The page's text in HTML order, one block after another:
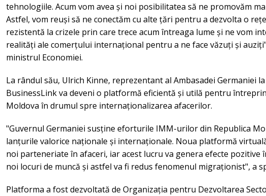
tehnologiile. Acum vom avea și noi posibilitatea să ne promovăm
Astfel, vom reuși să ne conectăm cu alte țări pentru a dezvolta o
rezistentă la crizele prin care trece acum întreaga lume și ne vom
realități ale comerțului internațional pentru a ne face văzuți și
ministrul Economiei.
La rândul său, Ulrich Kinne, reprezentant al Ambasadei Germaniei
BusinessLink va deveni o platformă eficientă și utilă pentru
Moldova în drumul spre internaționalizarea afacerilor.
"Guvernul Germaniei susține eforturile IMM-urilor din Republica
lanțurile valorice naționale și internaționale. Noua platformă
noi parteneriate în afaceri, iar acest lucru va genera efecte pozitive
noi locuri de muncă și astfel va fi redus fenomenul migraționist", a
Platforma a fost dezvoltată de Organizația pentru Dezvoltarea